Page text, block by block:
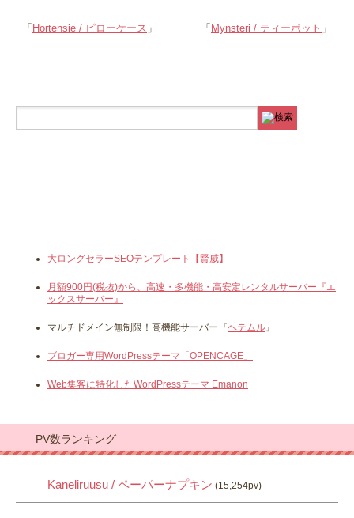
「 Mynsteri / ティーポット 」
「 Hortensie / ピローケース 」
大ロングセラーSEOテンプレート【賢威】
月額900円(税抜)から、高速・多機能・高安定レンタルサーバー『エ
ックスサーバー』
マルチドメイン無制限！高機能サーバー『ヘテムル』
ブロガー専用WordPressテーマ「OPENCAGE」
Web集客に特化したWordPressテーマ Emanon
PV数ランキング
Kaneliruusu / ペーパーナプキン (15,254pv)